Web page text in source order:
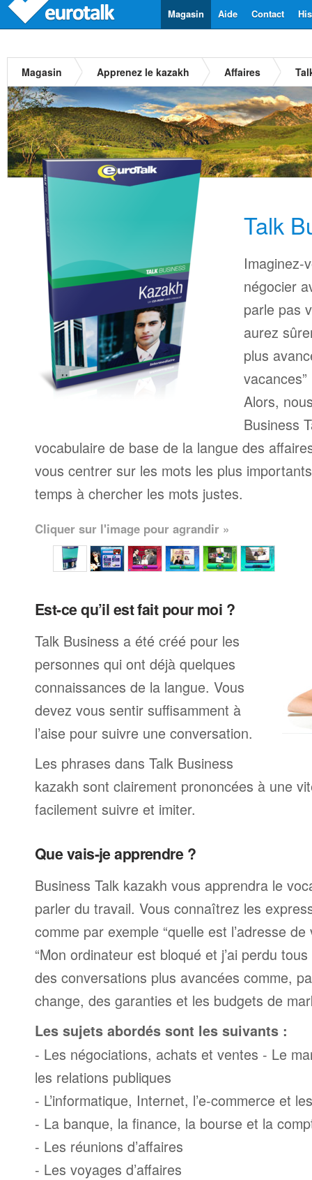
Contact
Aide
Magasin
Magasin Apprenez le kazakh Affaires
Talk
Imaginez-
négocier
parle pas
aurez
plus
Alors,
Business
vocabulaire de base de la langue des
vous centrer sur les mots les plus
temps à chercher les mots justes.
Cliquer sur l'image pour agrandir »
Est-ce qu’il est fait pour moi ?
Talk Business a été créé pour les
personnes qui ont déjà quelques
connaissances de la langue. Vous
devez vous sentir suffisamment à
l’aise pour suivre une conversation.
Les phrases dans Talk Business
kazakh sont clairement prononcées à une
facilement suivre et imiter.
Que vais-je apprendre ?
Business Talk kazakh vous apprendra le
parler du travail. Vous connaîtrez les
comme par exemple “quelle est l’adresse
“Mon ordinateur est bloqué et j’ai perdu
des conversations plus avancées comme,
change, des garanties et les budgets de
Les sujets abordés sont les suivants :
- Les négociations, achats et ventes - Le
les relations publiques
- L’informatique, Internet, l’e-commerce et
- La banque, la finance, la bourse et la
- Les réunions d’affaires
- Les voyages d’affaires